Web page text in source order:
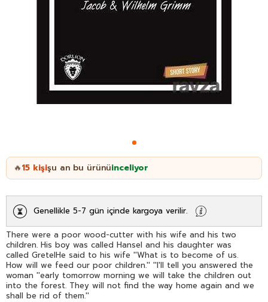
🔥15 kişişu an bu ürünüinceliyor
Genellikle 5-7 gün içinde kargoya verilir.
There were a poor wood-cutter with his wife and his two
children. His boy was called Hansel and his daughter was
called GretelHe said to his wife ''What is to become of us.
How will we feed our poor children.'' ''I'll tell you answered the
woman ''early tomorrow morning we will take the children out
into the forest. They will not find the way home again and we
shall be rid of them.''